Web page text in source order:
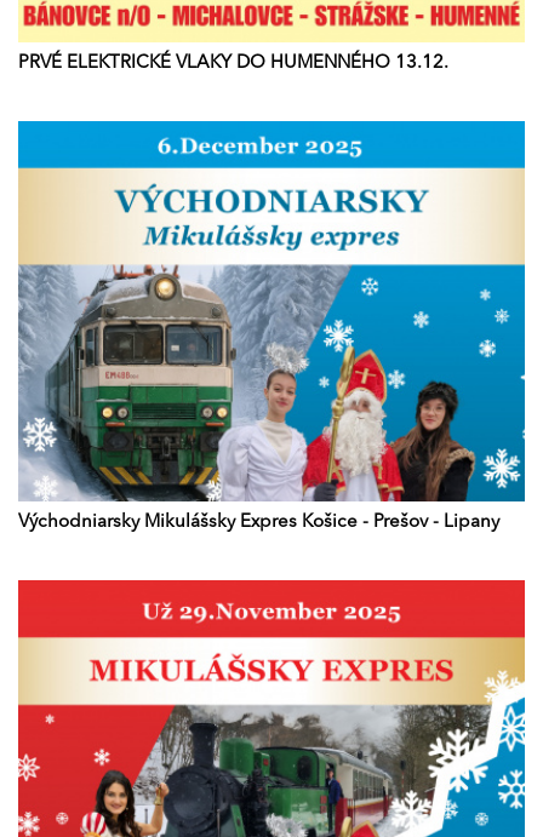
PRVÉ ELEKTRICKÉ VLAKY DO HUMENNÉHO 13.12.
Východniarsky Mikulášsky Expres Košice - Prešov - Lipany